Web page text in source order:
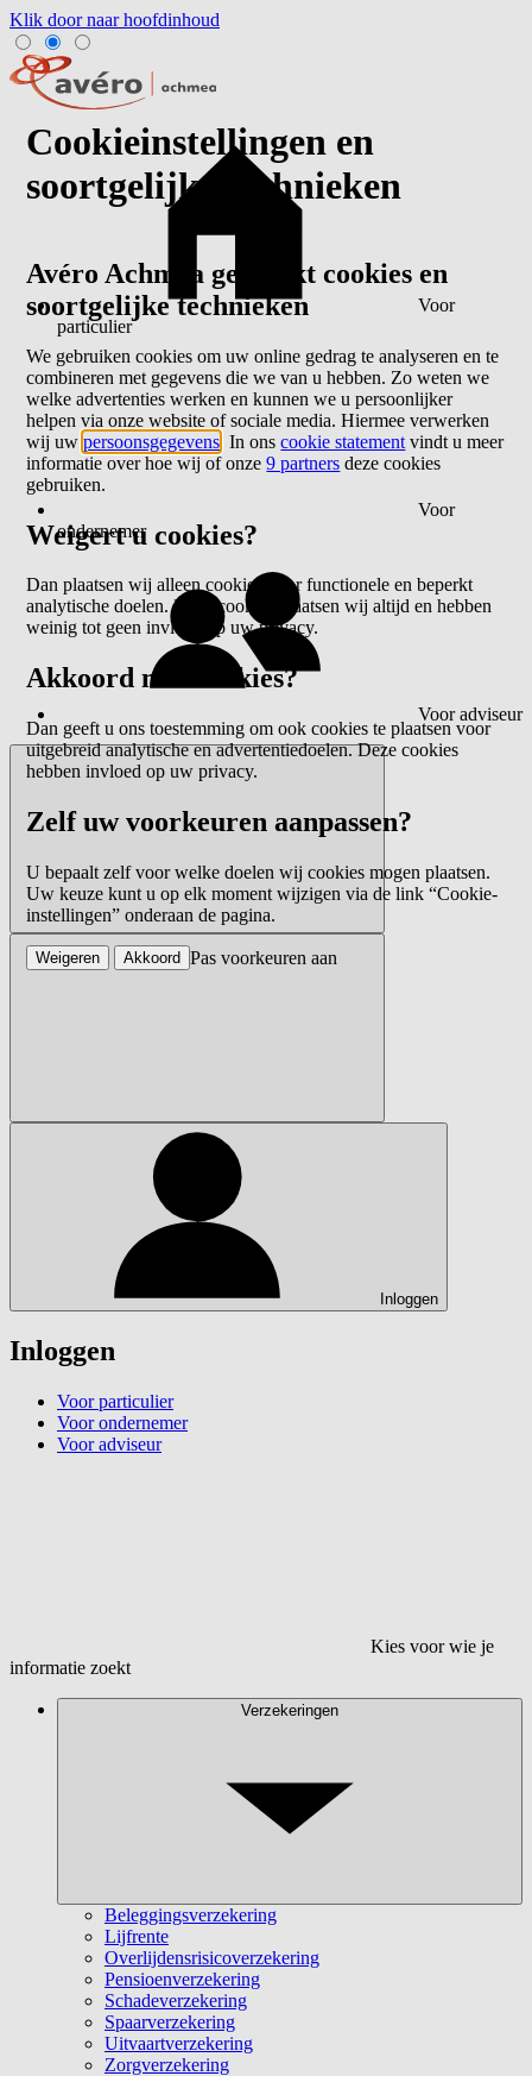
Klik door naar hoofdinhoud
Voor
particulier
Voor
ondernemer
Voor adviseur
Inloggen
Inloggen
Voor particulier
Voor ondernemer
Voor adviseur
Kies voor wie je
informatie zoekt
Verzekeringen
Beleggingsverzekering
Lijfrente
Overlijdensrisicoverzekering
Pensioenverzekering
Schadeverzekering
Spaarverzekering
Uitvaartverzekering
Zorgverzekering
Cookieinstellingen en
soortgelijke technieken
Avéro Achmea gebruikt cookies en
soortgelijke technieken
We gebruiken cookies om uw online gedrag te analyseren en te
combineren met gegevens die we van u hebben. Zo weten we
welke advertenties werken en kunnen we u persoonlijker
helpen via onze website of sociale media. Hiermee verwerken
wij uwpersoonsgegevens . In onscookie statement vindt u meer
informatie over hoe wij of onze9 partners deze cookies
gebruiken.
Weigert u cookies?
Dan plaatsen wij alleen cookies voor functionele en beperkt
analytische doelen. Deze cookies plaatsen wij altijd en hebben
weinig tot geen invloed op uw privacy.
Akkoord met cookies?
Dan geeft u ons toestemming om ook cookies te plaatsen voor
uitgebreid analytische en advertentiedoelen. Deze cookies
hebben invloed op uw privacy.
Zelf uw voorkeuren aanpassen?
U bepaalt zelf voor welke doelen wij cookies mogen plaatsen.
Uw keuze kunt u op elk moment wijzigen via de link “Cookie-
instellingen” onderaan de pagina.
Pas voorkeuren aan
Weigeren Akkoord